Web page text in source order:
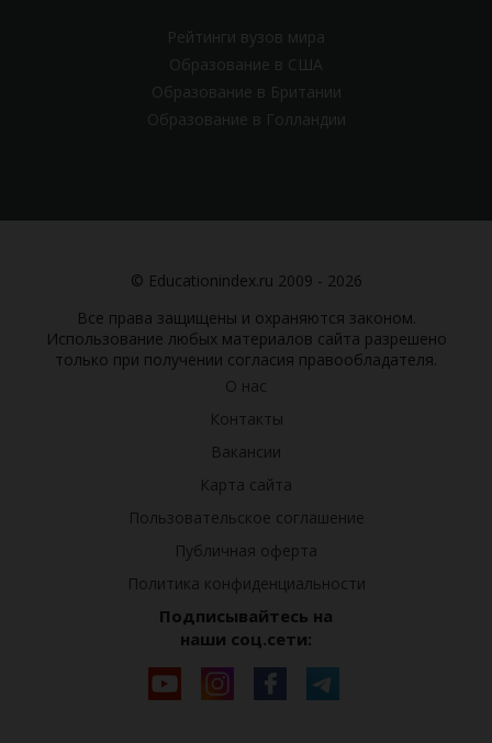
Рейтинги вузов мира
Образование в США
Образование в Британии
Образование в Голландии
© Educationindex.ru 2009 - 2026
Все права защищены и охраняются законом.
Использование любых материалов сайта разрешено
только при получении согласия правообладателя.
О нас
Контакты
Вакансии
Карта сайта
Пользовательское соглашение
Публичная оферта
Политика конфиденциальности
Подписывайтесь на
наши соц.сети: